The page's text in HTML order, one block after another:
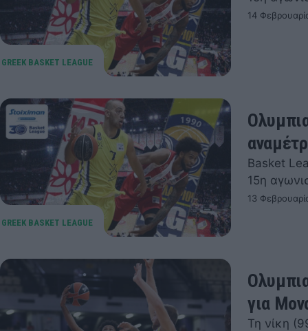
14
Basket
15η
13
για
Τη νίκη